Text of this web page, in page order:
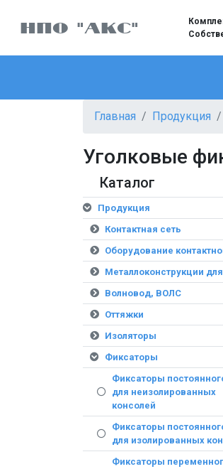
НПО "АКС"
Главная Продукция
Уголковые
Каталог
Продукция
Контактная сеть
Оборудование
Металлоконструкции
Волновод, ВОЛС
Оттяжки
Изоляторы
Фиксаторы
Фиксаторы
для неизолированных
консолей
Фиксаторы
для изолированных
Фиксаторы